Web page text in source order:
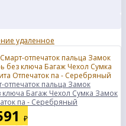
пальца Замок
ключа Багаж Чехол Сумка Замок
па - Серебряный
₽